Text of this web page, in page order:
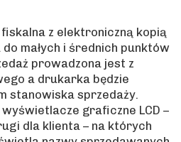
z elektroniczną kopią
małych i średnich punktów
prowadzona jest z
a drukarka będzie
stanowiska sprzedaży.
graficzne LCD –
dla klienta – na których